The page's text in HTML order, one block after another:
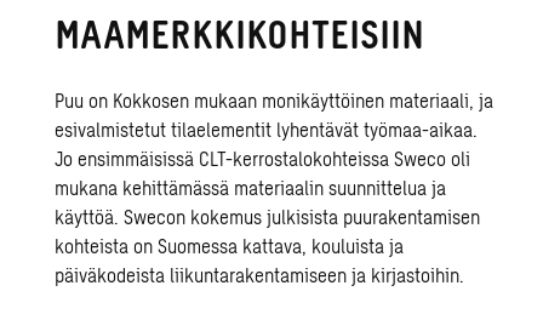
MAAMERKKIKOHTEISIIN
Puu on Kokkosen mukaan monikäyttöinen materiaali, ja
esivalmistetut tilaelementit lyhentävät työmaa-aikaa.
Jo ensimmäisissä CLT-kerrostalokohteissa Sweco oli
mukana kehittämässä materiaalin suunnittelua ja
käyttöä.Swecon kokemus julkisista puurakentamisen
kohteista on Suomessa kattava, kouluista ja
päiväkodeista liikuntarakentamiseen ja kirjastoihin.